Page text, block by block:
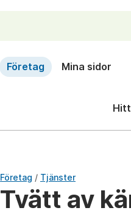
Företag Mina sidor
Företag / Tjänster
Tvätt av